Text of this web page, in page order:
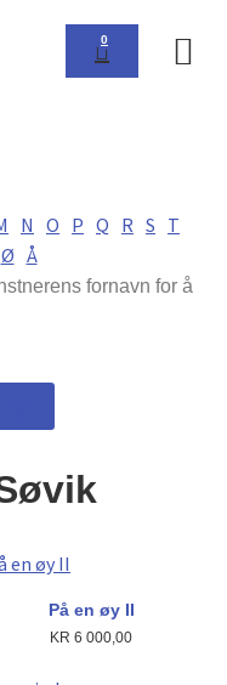
0
N O P Q R S T
Ø Å
fornavn for å
På en øy II
KR 6 000,00